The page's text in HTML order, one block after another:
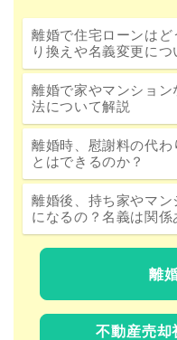
離婚で住宅ローンは
り換えや名義変更につ
離婚で家やマンショ
法について解説
離婚時、慰謝料の代わ
とはできるのか？
離婚後、持ち家やマン
になるの？名義は関係
離
不動産売却